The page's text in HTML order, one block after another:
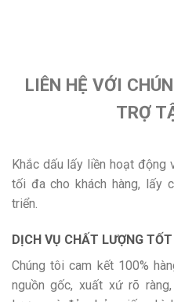
LIÊN HỆ VỚI
TRỢ
Khắc dấu lấy liền hoạt động
tối đa cho khách hàng, lấy
triển.
DỊCH VỤ CHẤT LƯỢNG TỐT
Chúng tôi cam kết 100%
nguồn gốc, xuất xứ rõ